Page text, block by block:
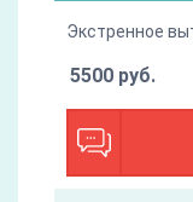
Экстренное
5500 руб.